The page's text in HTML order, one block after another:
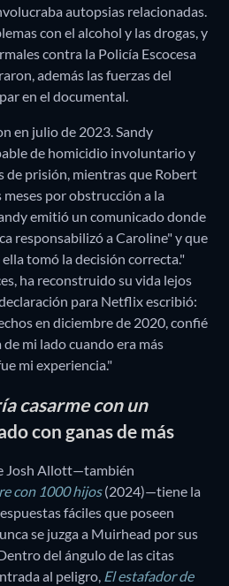
autopsias relacionadas.
con el alcohol y las drogas, y
contra la Policía Escocesa
además las fuerzas del
en el documental.
en julio de 2023. Sandy
de homicidio involuntario y
de prisión, mientras que Robert
por obstrucción a la
emitió un comunicado donde
responsabilizó a Caroline" y que
tomó la decisión correcta."
ha reconstruido su vida lejos
para Netflix escribió:
en diciembre de 2020, confié
mi lado cuando era más
mi experiencia."
casarme con un
con ganas de más
Josh Allott—también
con 1000 hijos(2024)—tiene la
fáciles que poseen
se juzga a Muirhead por sus
del ángulo de las citas
al peligro, El estafador de